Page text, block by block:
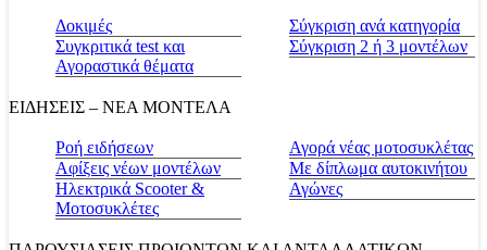
Δοκιμές
Συγκριτικά test και
Αγοραστικά θέματα
Σύγκριση ανά κατηγορία
Σύγκριση 2 ή 3 μοντέλων
ΕΙΔΗΣΕΙΣ – ΝΕΑ ΜΟΝΤΕΛΑ
Ροή ειδήσεων
Αφίξεις νέων μοντέλων
Ηλεκτρικά Scooter &
Μοτοσυκλέτες
Αγορά νέας μοτοσυκλέτας
Με δίπλωμα αυτοκινήτου
Αγώνες